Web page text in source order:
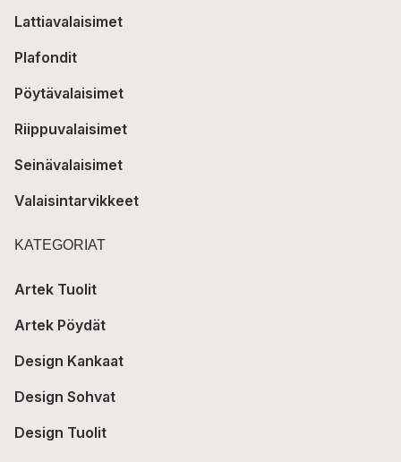
Lattiavalaisimet
Plafondit
Pöytävalaisimet
Riippuvalaisimet
Seinävalaisimet
Valaisintarvikkeet
KATEGORIAT
Artek Tuolit
Artek Pöydät
Design Kankaat
Design Sohvat
Design Tuolit